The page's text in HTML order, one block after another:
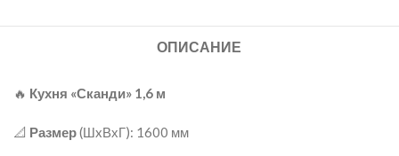
ОПИСАНИЕ
🔥 Кухня «Сканди» 1,6 м
📐 Размер(ШxВхГ): 1600 мм